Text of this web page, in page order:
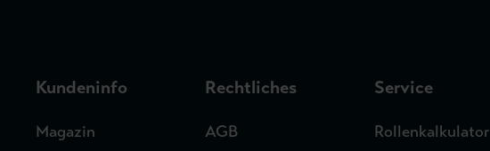
Kundeninfo
Magazin
Rechtliches
AGB
Service
Rollenkalkulator